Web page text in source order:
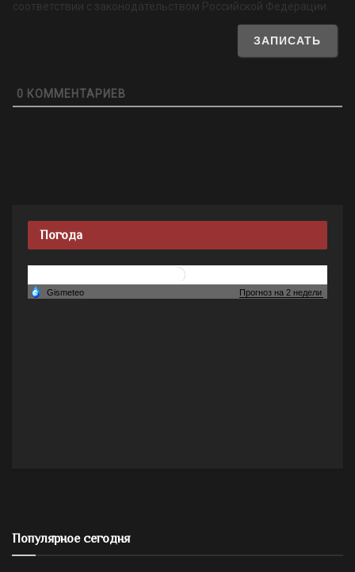
соответствии с законодательством Российской Федерации.
0 КОММЕНТАРИЕВ
Погода
Популярное сегодня